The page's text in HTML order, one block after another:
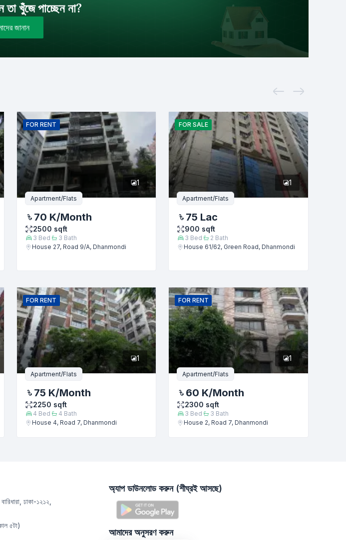
খুঁজে পাচ্ছেন না?
জানান
ইমেইল
FOR RENT
1
Apartment/Flats
70 K/Month
2500 sqft
3 Bed 3 Bath
House 27, Road 9/A, Dhanmondi
FOR SALE
1
Apartment/Flats
75 Lac
900 sqft
3 Bed 2 Bath
House 61/62, Green Road, Dhanmondi
FOR RENT
1
Apartment/Flats
75 K/Month
2250 sqft
4 Bed 4 Bath
House 4, Road 7, Dhanmondi
FOR RENT
1
Apartment/Flats
60 K/Month
2300 sqft
3 Bed 3 Bath
House 2, Road 7, Dhanmondi
ঢাকা-১২১২,
৫টা)
অ্যাপ ডাউনলোড করুন (শীঘ্রই আসছে)
আমাদের অনুসরণ করুন